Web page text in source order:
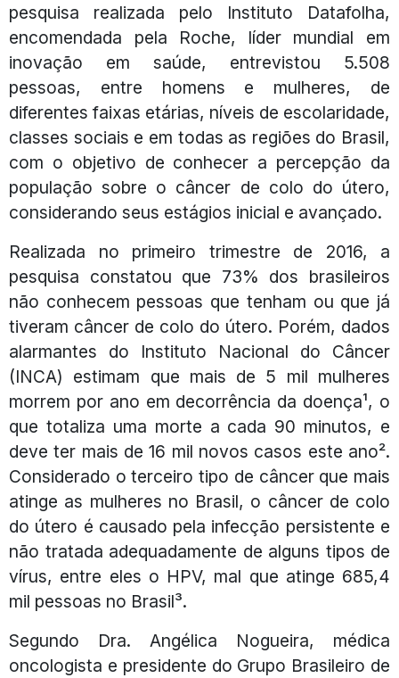
pesquisa realizada pelo Instituto Datafolha,
encomendada pela Roche, líder mundial em
inovação em saúde, entrevistou 5.508
pessoas, entre homens e mulheres, de
diferentes faixas etárias, níveis de escolaridade,
classes sociais e em todas as regiões do Brasil,
com o objetivo de conhecer a percepção da
população sobre o câncer de colo do útero,
considerando seus estágios inicial e avançado.
Realizada no primeiro trimestre de 2016, a
pesquisa constatou que 73% dos brasileiros
não conhecem pessoas que tenham ou que já
tiveram câncer de colo do útero. Porém, dados
alarmantes do Instituto Nacional do Câncer
(INCA) estimam que mais de 5 mil mulheres
morrem por ano em decorrência da doença¹, o
que totaliza uma morte a cada 90 minutos, e
deve ter mais de 16 mil novos casos este ano².
Considerado o terceiro tipo de câncer que mais
atinge as mulheres no Brasil, o câncer de colo
do útero é causado pela infecção persistente e
não tratada adequadamente de alguns tipos de
vírus, entre eles o HPV, mal que atinge 685,4
mil pessoas no Brasil³.
Segundo Dra. Angélica Nogueira, médica
oncologista e presidente do Grupo Brasileiro de